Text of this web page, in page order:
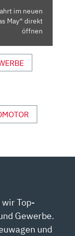
im neuen
May“ direkt
öffnen
Top-
Gewerbe.
und